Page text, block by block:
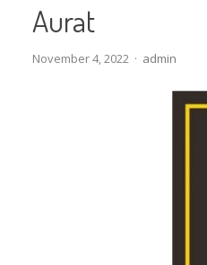
Aurat
November 4, 2022 Author
admin